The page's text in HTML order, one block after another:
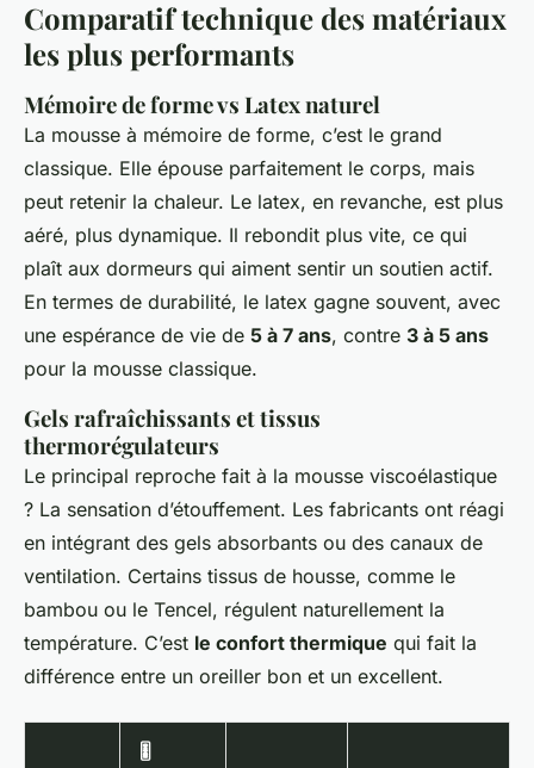
Comparatif technique des matériaux
les plus performants
Mémoire de forme vs Latex naturel
La mousse à mémoire de forme, c’est le grand
classique. Elle épouse parfaitement le corps, mais
peut retenir la chaleur. Le latex, en revanche, est plus
aéré, plus dynamique. Il rebondit plus vite, ce qui
plaît aux dormeurs qui aiment sentir un soutien actif.
En termes de durabilité, le latex gagne souvent, avec
une espérance de vie de 5 à 7 ans, contre 3 à 5 ans
pour la mousse classique.
Gels rafraîchissants et tissus
thermorégulateurs
Le principal reproche fait à la mousse viscoélastique
? La sensation d’étouffement. Les fabricants ont réagi
en intégrant des gels absorbants ou des canaux de
ventilation. Certains tissus de housse, comme le
bambou ou le Tencel, régulent naturellement la
température. C’est le confort thermique qui fait la
différence entre un oreiller bon et un excellent.
🎚️